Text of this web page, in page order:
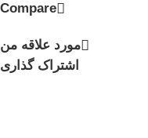
Compare
مورد علاقه من
اشتراک گذاری